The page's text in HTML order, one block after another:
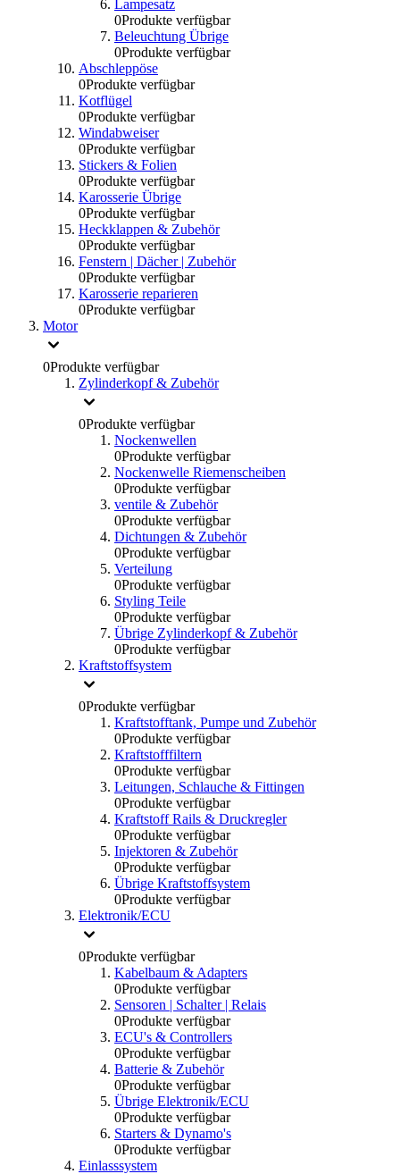
Lampesatz
0Produkte verfügbar
Beleuchtung Übrige
0Produkte verfügbar
Abschleppöse
0Produkte verfügbar
Kotflügel
0Produkte verfügbar
Windabweiser
0Produkte verfügbar
Stickers & Folien
0Produkte verfügbar
Karosserie Übrige
0Produkte verfügbar
Heckklappen & Zubehör
0Produkte verfügbar
Fenstern | Dächer | Zubehör
0Produkte verfügbar
Karosserie reparieren
0Produkte verfügbar
Motor
0Produkte verfügbar
Zylinderkopf & Zubehör
0Produkte verfügbar
Nockenwellen
0Produkte verfügbar
Nockenwelle Riemenscheiben
0Produkte verfügbar
ventile & Zubehör
0Produkte verfügbar
Dichtungen & Zubehör
0Produkte verfügbar
Verteilung
0Produkte verfügbar
Styling Teile
0Produkte verfügbar
Übrige Zylinderkopf & Zubehör
0Produkte verfügbar
Kraftstoffsystem
0Produkte verfügbar
Kraftstofftank, Pumpe und Zubehör
0Produkte verfügbar
Kraftstofffiltern
0Produkte verfügbar
Leitungen, Schlauche & Fittingen
0Produkte verfügbar
Kraftstoff Rails & Druckregler
0Produkte verfügbar
Injektoren & Zubehör
0Produkte verfügbar
Übrige Kraftstoffsystem
0Produkte verfügbar
Elektronik/ECU
0Produkte verfügbar
Kabelbaum & Adapters
0Produkte verfügbar
Sensoren | Schalter | Relais
0Produkte verfügbar
ECU's & Controllers
0Produkte verfügbar
Batterie & Zubehör
0Produkte verfügbar
Übrige Elektronik/ECU
0Produkte verfügbar
Starters & Dynamo's
0Produkte verfügbar
Einlasssystem